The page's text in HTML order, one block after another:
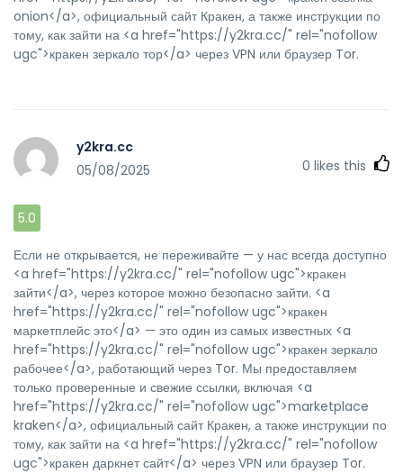
onion</a>, официальный сайт Кракен, а также инструкции по
тому, как зайти на <a href="https://y2kra.cc/" rel="nofollow
ugc">кракен зеркало тор</a> через VPN или браузер Tor.
y2kra.cc
05/08/2025
0 likes this
5.0
Если не открывается, не переживайте — у нас всегда доступно
<a href="https://y2kra.cc/" rel="nofollow ugc">кракен
зайти</a>, через которое можно безопасно зайти. <a
href="https://y2kra.cc/" rel="nofollow ugc">кракен
маркетплейс это</a> — это один из самых известных <a
href="https://y2kra.cc/" rel="nofollow ugc">кракен зеркало
рабочее</a>, работающий через Tor. Мы предоставляем
только проверенные и свежие ссылки, включая <a
href="https://y2kra.cc/" rel="nofollow ugc">marketplace
kraken</a>, официальный сайт Кракен, а также инструкции по
тому, как зайти на <a href="https://y2kra.cc/" rel="nofollow
ugc">кракен даркнет сайт</a> через VPN или браузер Tor.